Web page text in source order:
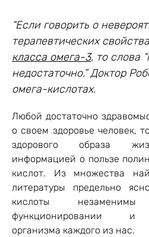
“Если говорить о
терапевтических
класса омега-3, то слова
недостаточно.” Доктор
омега-кислотах.
Любой достаточно
о своем здоровье человек,
здорового образа
информацией о пользе
кислот. Из множества
литературы предельно
кислоты
функционировании и
организма каждого из нас.